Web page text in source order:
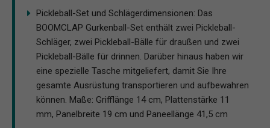
Pickleball-Set und Schlägerdimensionen: Das
BOOMCLAP Gurkenball-Set enthält zwei Pickleball-
Schläger, zwei Pickleball-Bälle für draußen und zwei
Pickleball-Bälle für drinnen. Darüber hinaus haben wir
eine spezielle Tasche mitgeliefert, damit Sie Ihre
gesamte Ausrüstung transportieren und aufbewahren
können. Maße: Grifflänge 14 cm, Plattenstärke 11
mm, Panelbreite 19 cm und Paneellänge 41,5 cm